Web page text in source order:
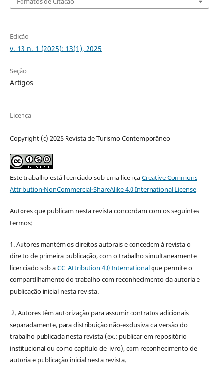
Edição
v. 13 n. 1 (2025): 13(1), 2025
Seção
Artigos
Licença
Copyright (c) 2025 Revista de Turismo Contemporâneo
Este trabalho está licenciado sob uma licençaCreative Commons
Attribution-NonCommercial-ShareAlike 4.0 International License.
Autores que publicam nesta revista concordam com os seguintes
termos:
1. Autores mantém os direitos autorais e concedem à revista o
direito de primeira publicação, com o trabalho simultaneamente
licenciado sob aCC Attribution 4.0 Internationalque permite o
compartilhamento do trabalho com reconhecimento da autoria e
publicação inicial nesta revista.
2. Autores têm autorização para assumir contratos adicionais
separadamente, para distribuição não-exclusiva da versão do
trabalho publicada nesta revista (ex.: publicar em repositório
institucional ou como capítulo de livro), com reconhecimento de
autoria e publicação inicial nesta revista.